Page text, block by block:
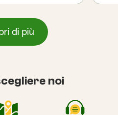
di più
noi